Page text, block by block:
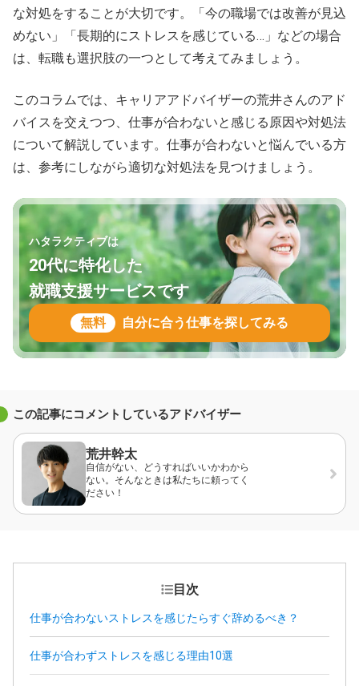
な対処をすることが大切です。「今の職場では改善が見込
めない」「長期的にストレスを感じている…」などの場合
は、転職も選択肢の一つとして考えてみましょう。
このコラムでは、キャリアアドバイザーの荒井さんのアド
バイスを交えつつ、仕事が合わないと感じる原因や対処法
について解説しています。仕事が合わないと悩んでいる方
は、参考にしながら適切な対処法を見つけましょう。
ハタラクティブは
20代に特化した
就職支援サービスです
無料 自分に合う仕事を探してみる
この記事にコメントしているアドバイザー
荒井幹太
自信がない、どうすればいいかわから
ない。そんなときは私たちに頼ってく
ださい！
目次
仕事が合わないストレスを感じたらすぐ辞めるべき？
仕事が合わずストレスを感じる理由10選